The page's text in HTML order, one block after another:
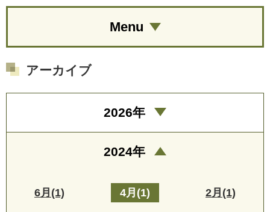
Menu
アーカイブ
2026年
2024年
6月(1) 4月(1) 2月(1)